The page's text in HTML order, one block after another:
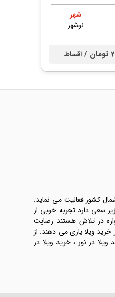
شهر
نوشهر
/ اقساط
کشور فعالیت می نماید.
سعی دارد تجربه خوبی از
در تلاش هستند رضایت
در مازندران شما در خرید ویلا یاری می دهند. از
در نور ، خرید ویلا در